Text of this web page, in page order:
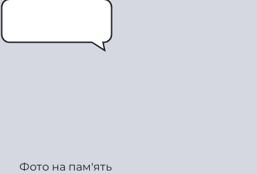
Фото на пам'ять